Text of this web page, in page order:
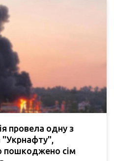
провела одну з
"Укрнафту",
пошкоджено сім